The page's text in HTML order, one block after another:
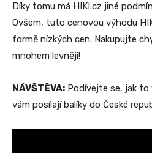
Díky tomu má HIKI.cz jiné
Ovšem, tuto cenovou výhodu
formě nízkých cen. Nakupujte
mnohem levněji!
NÁVŠTĚVA: Podívejte se, jak to
vám posílají balíky do České